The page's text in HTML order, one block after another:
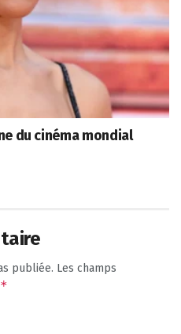
du cinéma mondial
publiée. Les champs
*